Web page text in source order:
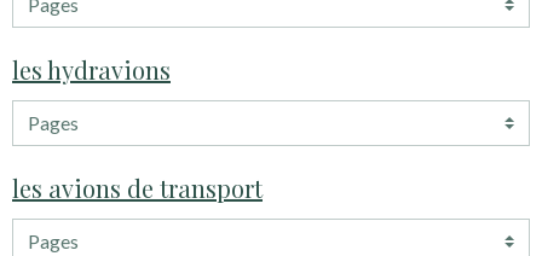
les hydravions
les avions de transport